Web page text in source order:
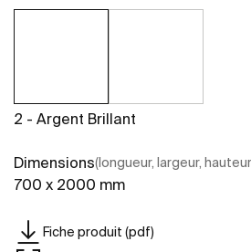
2 - Argent Brillant
Dimensions(longueur, largeur,
700 x 2000 mm
Fiche produit (pdf)